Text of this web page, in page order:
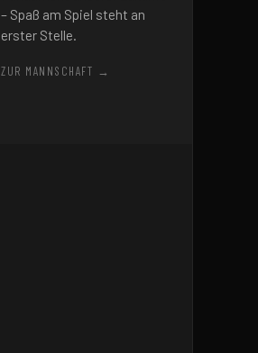
– Spaß am Spiel steht an
erster Stelle.
ZUR MANNSCHAFT →